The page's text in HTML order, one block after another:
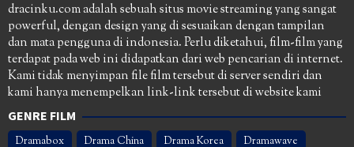
dracinku.com adalah sebuah situs movie streaming yang sangat
powerful, dengan design yang di sesuaikan dengan tampilan
dan mata pengguna di indonesia. Perlu diketahui, film-film yang
terdapat pada web ini didapatkan dari web pencarian di internet.
Kami tidak menyimpan file film tersebut di server sendiri dan
kami hanya menempelkan link-link tersebut di website kami
GENRE FILM
Dramabox Drama China Drama Korea Dramawave